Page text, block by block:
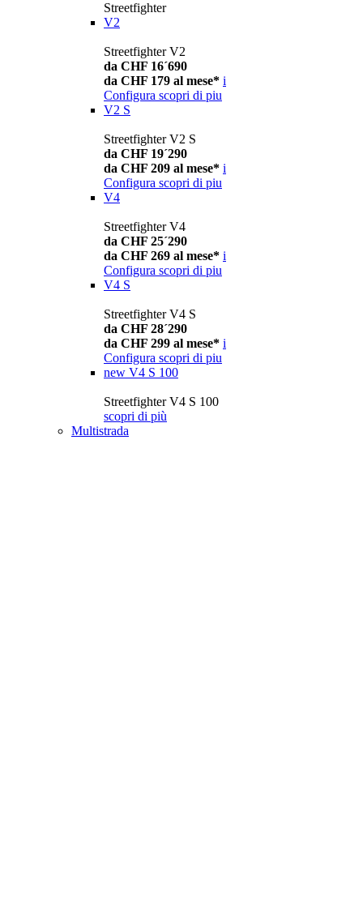
Streetfighter
V2
Streetfighter V2
da CHF 16´690
da CHF 179 al mese* i
Configura scopri di piu
V2 S
Streetfighter V2 S
da CHF 19´290
da CHF 209 al mese* i
Configura scopri di piu
V4
Streetfighter V4
da CHF 25´290
da CHF 269 al mese* i
Configura scopri di piu
V4 S
Streetfighter V4 S
da CHF 28´290
da CHF 299 al mese* i
Configura scopri di piu
new V4 S 100
Streetfighter V4 S 100
scopri di più
Multistrada